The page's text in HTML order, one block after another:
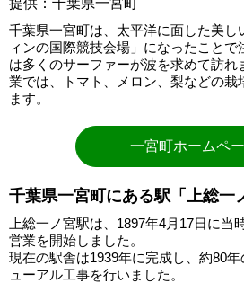
千葉県一宮町は、太平洋に面した美し
ィンの国際競技会場」になったことで
は多くのサーファーが波を求めて訪れ
業では、トマト、メロン、梨などの栽
ます。
一宮町ホームペ
千葉県一宮町にある駅「上総一
上総一ノ宮駅は、1897年4月17日に当
営業を開始しました。
現在の駅舎は1939年に完成し、約80
ューアル工事を行いました。